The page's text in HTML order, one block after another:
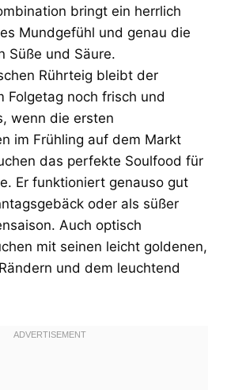
bringt ein herrlich
Mundgefühl und genau die
Süße und Säure.
Rührteig bleibt der
Folgetag noch frisch und
wenn die ersten
im Frühling auf dem Markt
das perfekte Soulfood für
Er funktioniert genauso gut
oder als süßer
Auch optisch
mit seinen leicht goldenen,
und dem leuchtend